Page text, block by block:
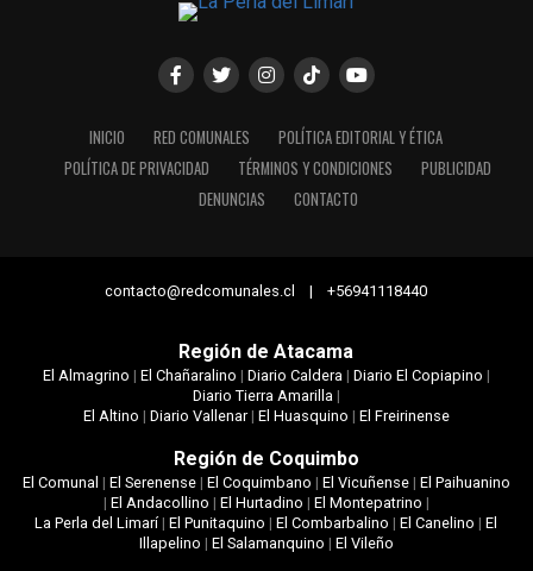
INICIO RED COMUNALES
POLÍTICA EDITORIAL Y ÉTICA
POLÍTICA DE PRIVACIDAD
TÉRMINOS Y CONDICIONES
PUBLICIDAD
DENUNCIAS
CONTACTO
contacto@redcomunales.cl | +56941118440
Región de Atacama
El Almagrino | El Chañaralino | Diario Caldera| Diario El Copiapino |
Diario Tierra Amarilla|
El Altino | Diario Vallenar| El Huasquino | El Freirinense
Región de Coquimbo
El Comunal | El Serenense| El Coquimbano | El Vicuñense| El Paihuanino
| El Andacollino | El Hurtadino | El Montepatrino |
La Perla del Limarí|El Punitaquino |El Combarbalino |El Canelino |El
Illapelino | El Salamanquino | El Vileño